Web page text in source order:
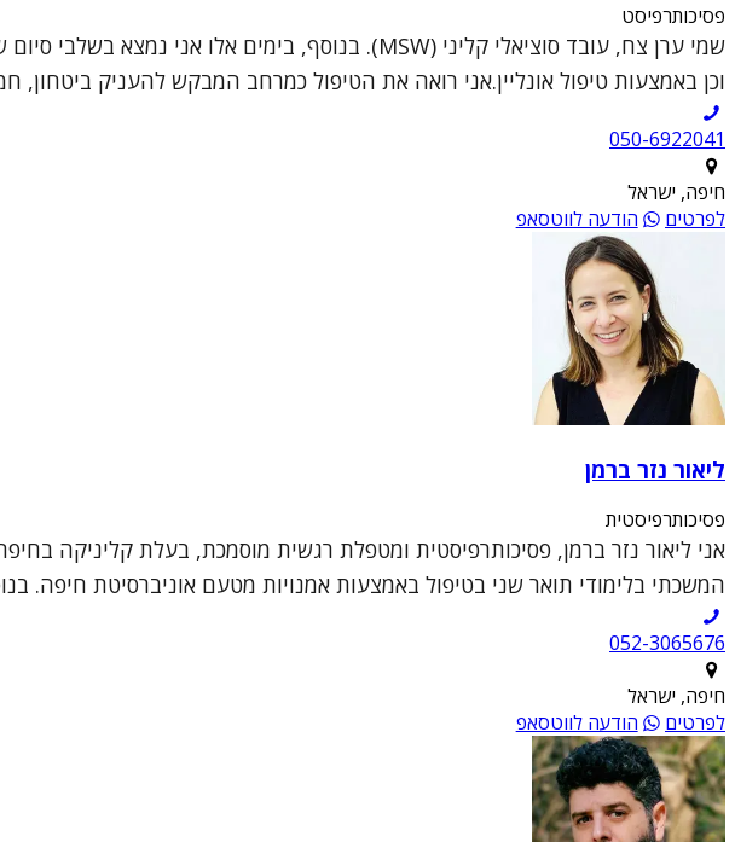
פסיכותרפיסט
וכן באמצעות טיפול אונליין.אני רואה את הטיפול כמרחב המבקש להעניק ביטחון,
050-6922041
חיפה, ישראל
לפרטים
הודעה לווטסאפ
ליאור נזר ברמן
פסיכותרפיסטית
אני ליאור נזר ברמן, פסיכותרפיסטית ומטפלת רגשית מוסמכת, בעלת קליניקה
המשכתי בלימודי תואר שני בטיפול באמצעות אמנויות מטעם אוניברסיטת חיפה.
052-3065676
חיפה, ישראל
לפרטים
הודעה לווטסאפ